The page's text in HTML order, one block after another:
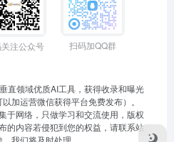
注公众号 扫码加QQ群
直领域优质AI工具，获得收录和曝光
加运营微信获得平台免费发布）。
于网络，只做学习和交流使用，版权
的内容若侵犯到您的权益，请联系站
我们将及时处理。